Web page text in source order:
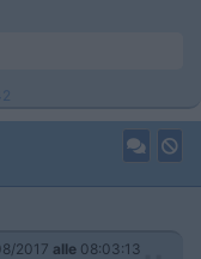
2017 alle 08:03:13